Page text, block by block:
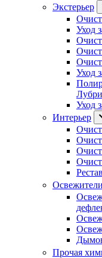
Экстерьер
Уход
Уход
Уход
Интерьер
Прочая